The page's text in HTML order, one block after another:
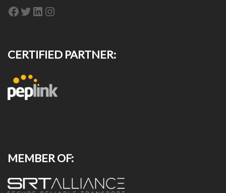
Facebook
Twitter
LinkedIn
Instagram
CERTIFIED PARTNER:
MEMBER OF: